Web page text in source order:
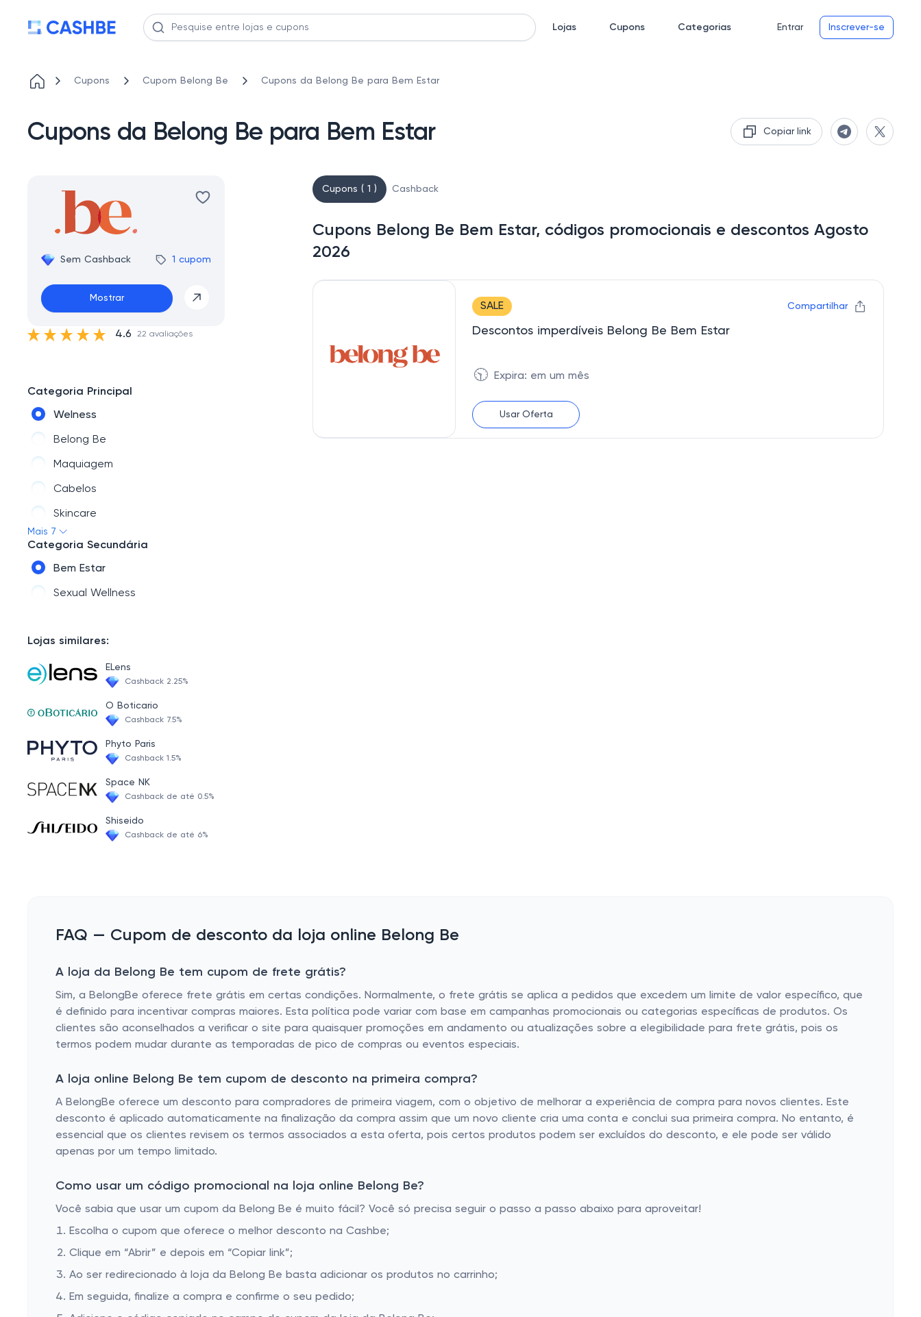
Lojas Cupons Categorias Entrar Inscrever-se
Cupons Cupom Belong Be Cupons da Belong Be para Bem Estar
Cupons da Belong Be para Bem Estar Copiar link
Sem Cashback 1 cupom
Mostrar
4.6 22 avaliações
Categoria Principal
Welness
Belong Be
Maquiagem
Cabelos
Skincare
Perfumes
Acessórios
Mais 7
Categoria Secundária
Bem Estar
Sexual Wellness
Lojas similares:
ELens
Cashback 2.25%
O Boticario
Cashback 7.5%
Phyto Paris
Cashback 1.5%
Space NK
Cashback de até 0.5%
Shiseido
Cashback de até 6%
Cupons ( 1 ) Cashback
Cupons Belong Be Bem Estar, códigos promocionais e descontos Agosto
2026
SALE Compartilhar
Descontos imperdíveis Belong Be Bem Estar
🕥 Expira: em um mês
Usar Oferta
FAQ — Cupom de desconto da loja online Belong Be
A loja da Belong Be tem cupom de frete grátis?
Sim, a BelongBe oferece frete grátis em certas condições. Normalmente, o frete grátis se aplica a pedidos que excedem um limite de valor específico, que
é definido para incentivar compras maiores. Esta política pode variar com base em campanhas promocionais ou categorias específicas de produtos. Os
clientes são aconselhados a verificar o site para quaisquer promoções em andamento ou atualizações sobre a elegibilidade para frete grátis, pois os
termos podem mudar durante as temporadas de pico de compras ou eventos especiais.
A loja online Belong Be tem cupom de desconto na primeira compra?
A BelongBe oferece um desconto para compradores de primeira viagem, com o objetivo de melhorar a experiência de compra para novos clientes. Este
desconto é aplicado automaticamente na finalização da compra assim que um novo cliente cria uma conta e conclui sua primeira compra. No entanto, é
essencial que os clientes revisem os termos associados a esta oferta, pois certos produtos podem ser excluídos do desconto, e ele pode ser válido
apenas por um tempo limitado.
Como usar um código promocional na loja online Belong Be?
Você sabia que usar um cupom da Belong Be é muito fácil? Você só precisa seguir o passo a passo abaixo para aproveitar!
Escolha o cupom que oferece o melhor desconto na Cashbe;
Clique em “Abrir” e depois em “Copiar link”;
Ao ser redirecionado à loja da Belong Be basta adicionar os produtos no carrinho;
Em seguida, finalize a compra e confirme o seu pedido;